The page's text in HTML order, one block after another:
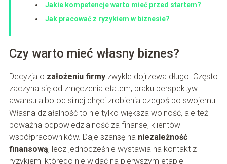
Jakie kompetencje warto mieć przed startem?
Jak pracować z ryzykiem w biznesie?
Czy warto mieć własny biznes?
Decyzja o założeniu firmyzwykle dojrzewa długo. Często
zaczyna się od zmęczenia etatem, braku perspektyw
awansu albo od silnej chęci zrobienia czegoś po swojemu.
Własna działalność to nie tylko większa wolność, ale też
poważna odpowiedzialność za finanse, klientów i
współpracowników. Daje szansę na niezależność
finansową, lecz jednocześnie wystawia na kontakt z
ryzykiem, którego nie widać na pierwszym etapie